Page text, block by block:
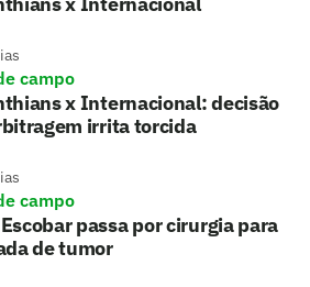
campo
x Internacional: decisão
irrita torcida
campo
passa por cirurgia para
de tumor